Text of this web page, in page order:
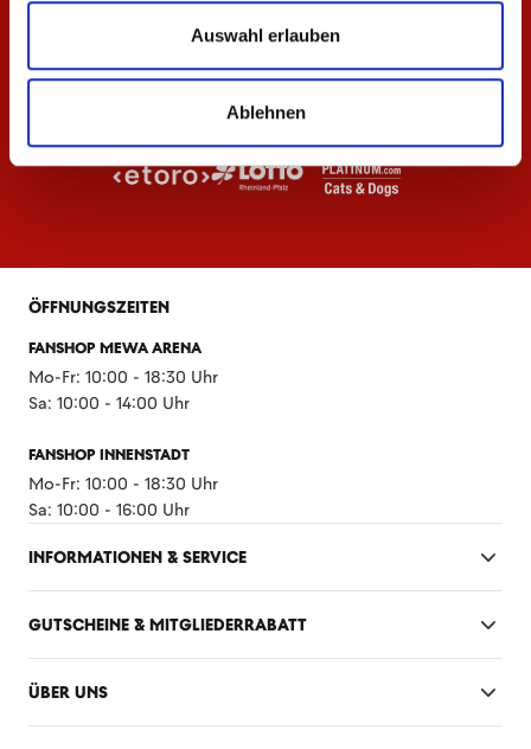
Auswahl erlauben
Ablehnen
ÖFFNUNGSZEITEN
FANSHOP MEWA ARENA
Mo-Fr: 10:00 - 18:30 Uhr
Sa: 10:00 - 14:00 Uhr
FANSHOP INNENSTADT
Mo-Fr: 10:00 - 18:30 Uhr
Sa: 10:00 - 16:00 Uhr
INFORMATIONEN & SERVICE
GUTSCHEINE & MITGLIEDERRABATT
ÜBER UNS